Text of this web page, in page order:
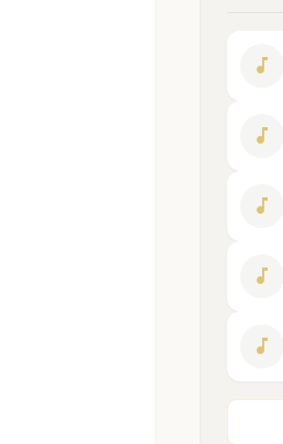
music_note
music_note
music_note
music_note
music_note